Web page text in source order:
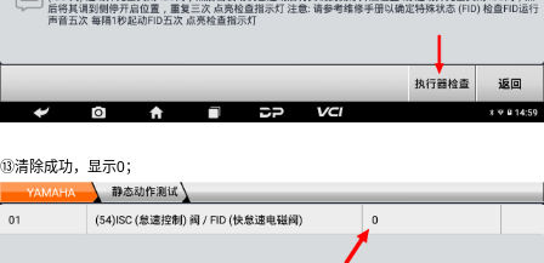
⑬清除成功，显示0；